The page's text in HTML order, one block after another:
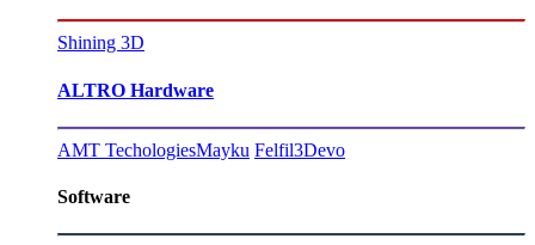
Shining 3D
ALTRO Hardware
AMT TechologiesMayku Felfil3Devo
Software